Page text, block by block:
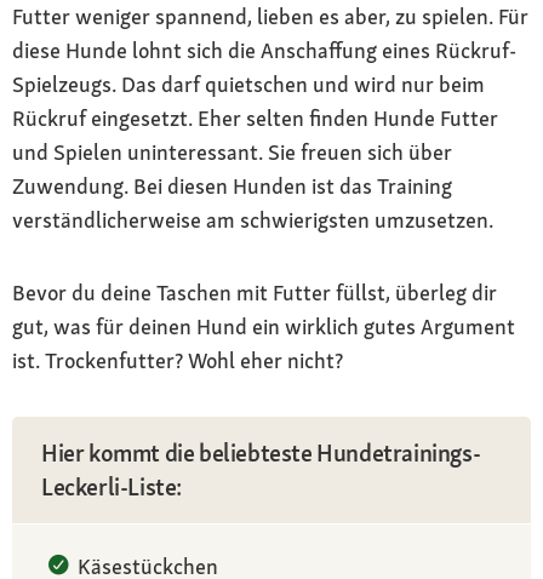
Futter weniger spannend, lieben es aber, zu spielen. Für
diese Hunde lohnt sich die Anschaffung eines Rückruf-
Spielzeugs. Das darf quietschen und wird nur beim
Rückruf eingesetzt. Eher selten finden Hunde Futter
und Spielen uninteressant. Sie freuen sich über
Zuwendung. Bei diesen Hunden ist das Training
verständlicherweise am schwierigsten umzusetzen.
Bevor du deine Taschen mit Futter füllst, überleg dir
gut, was für deinen Hund ein wirklich gutes Argument
ist. Trockenfutter? Wohl eher nicht?
Hier kommt die beliebteste Hundetrainings-
Leckerli-Liste:
Käsestückchen